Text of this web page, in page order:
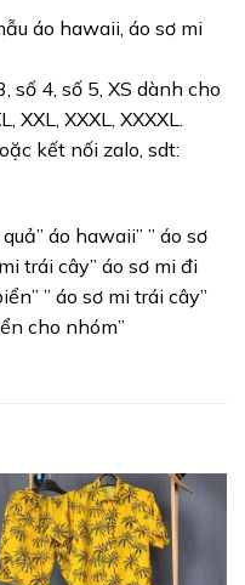
áo hawaii, áo sơ mi
số 4, số 5, XS dành cho
XXXL, XXXXL.
kết nối zalo, sdt:
áo hawaii” ” áo sơ
trái cây” áo sơ mi đi
” áo sơ mi trái cây”
cho nhóm”